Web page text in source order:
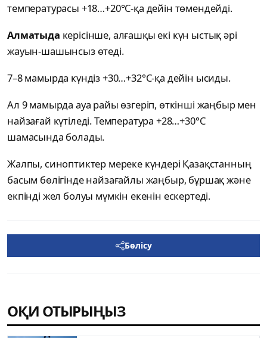
температурасы +18…+20°C-қа дейін төмендейді.
Алматыда керісінше, алғашқы екі күн ыстық әрі
жауын-шашынсыз өтеді.
7–8 мамырда күндіз +30…+32°C-қа дейін ысиды.
Ал 9 мамырда ауа райы өзгеріп, өткінші жаңбыр мен
найзағай күтіледі. Температура +28…+30°C
шамасында болады.
Жалпы, синоптиктер мереке күндері Қазақстанның
басым бөлігінде найзағайлы жаңбыр, бұршақ және
екпінді жел болуы мүмкін екенін ескертеді.
Бөлісу
ОҚИ ОТЫРЫҢЫЗ